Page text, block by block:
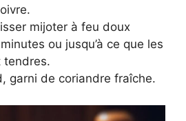
mijoter à feu doux
ou jusqu’à ce que les
tendres.
garni de coriandre fraîche.